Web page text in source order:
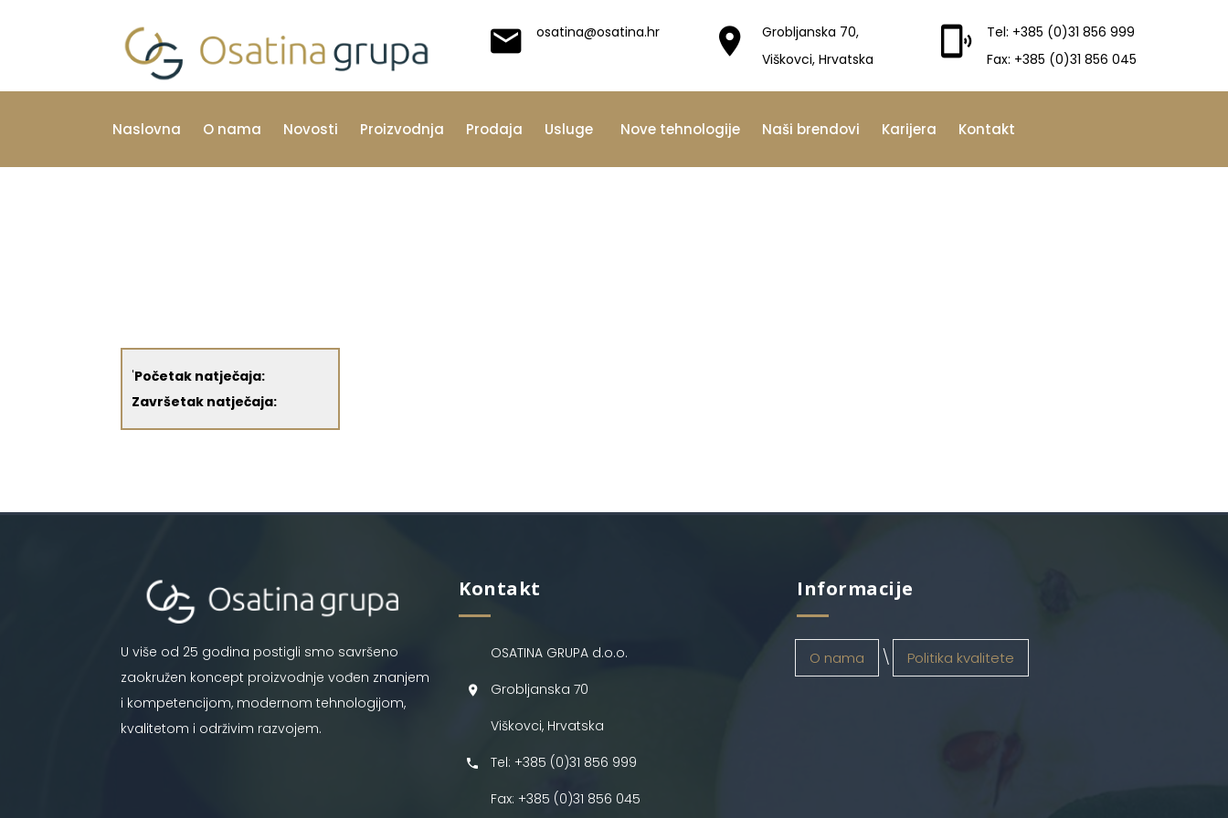
osatina@osatina.hr
Grobljanska 70,
Viškovci, Hrvatska
Tel: +385 (0)31 856 999
Fax: +385 (0)31 856 045
Naslovna O nama Novosti Proizvodnja Prodaja Usluge Nove tehnologije Naši brendovi Karijera Kontakt
'Početak natječaja:
Završetak natječaja:
U više od 25 godina postigli smo savršeno
zaokružen koncept proizvodnje vođen znanjem
i kompetencijom, modernom tehnologijom,
kvalitetom i održivim razvojem.
Kontakt
OSATINA GRUPA d.o.o.
Grobljanska 70
Viškovci, Hrvatska
Tel: +385 (0)31 856 999
Fax: +385 (0)31 856 045
Informacije
O nama Politika kvalitete